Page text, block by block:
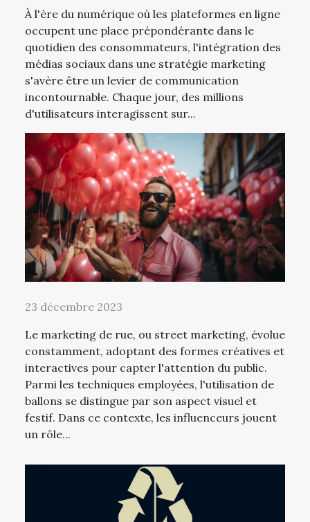
À l'ère du numérique où les plateformes en ligne
occupent une place prépondérante dans le
quotidien des consommateurs, l'intégration des
médias sociaux dans une stratégie marketing
s'avère être un levier de communication
incontournable. Chaque jour, des millions
d'utilisateurs interagissent sur...
23 décembre 2023
Le marketing de rue, ou street marketing, évolue
constamment, adoptant des formes créatives et
interactives pour capter l'attention du public.
Parmi les techniques employées, l'utilisation de
ballons se distingue par son aspect visuel et
festif. Dans ce contexte, les influenceurs jouent
un rôle...